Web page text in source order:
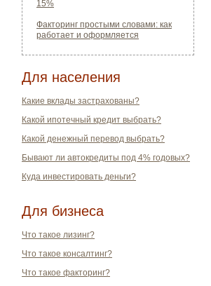
15%
Факторинг простыми словами: как
работает и оформляется
Для населения
Какие вклады застрахованы?
Какой ипотечный кредит выбрать?
Какой денежный перевод выбрать?
Бывают ли автокредиты под 4% годовых?
Куда инвестировать деньги?
Для бизнеса
Что такое лизинг?
Что такое консалтинг?
Что такое факторинг?